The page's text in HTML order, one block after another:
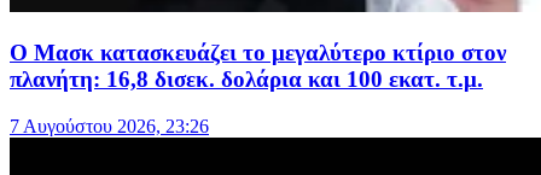
Ο Μασκ κατασκευάζει το μεγαλύτερο κτίριο στον
πλανήτη: 16,8 δισεκ. δολάρια και 100 εκατ. τ.μ.
7 Αυγούστου 2026, 23:26